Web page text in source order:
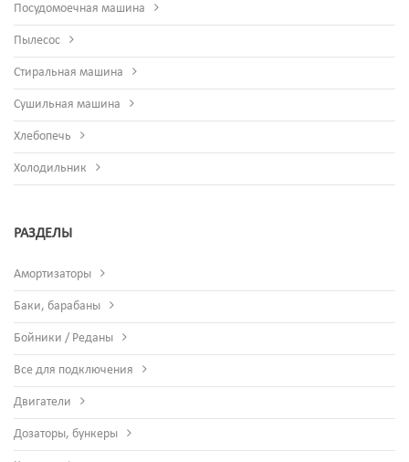
Посудомоечная машина
Пылесос
Стиральная машина
Сушильная машина
Хлебопечь
Холодильник
РАЗДЕЛЫ
Амортизаторы
Баки, барабаны
Бойники / Реданы
Все для подключения
Двигатели
Дозаторы, бункеры